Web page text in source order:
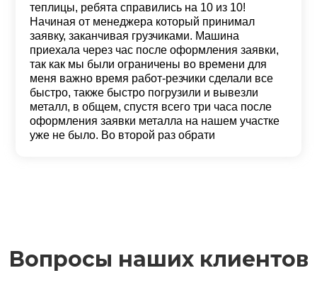
теплицы, ребята справились на 10 из 10!
Начиная от менеджера который принимал
заявку, заканчивая грузчиками. Машина
приехала через час после оформления заявки,
так как мы были ограничены во времени для
меня важно время работ-резчики сделали все
быстро, также быстро погрузили и вывезли
металл, в общем, спустя всего три часа после
оформления заявки металла на нашем участке
уже не было. Во второй раз обрати
Вопросы наших клиентов